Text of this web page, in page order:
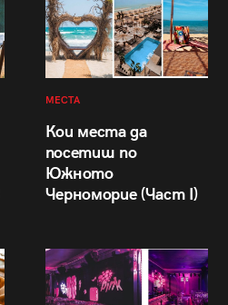
МЕСТА
Кои места да
посетиш по
Южното
Черноморие (Част I)